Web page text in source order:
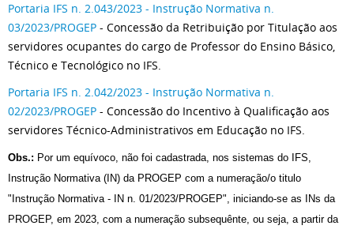
Portaria IFS n. 2.043/2023 - Instrução Normativa n.
03/2023/PROGEP - Concessão da Retribuição por Titulação aos
servidores ocupantes do cargo de Professor do Ensino Básico,
Técnico e Tecnológico no IFS.
Portaria IFS n. 2.042/2023 - Instrução Normativa n.
02/2023/PROGEP - Concessão do Incentivo à Qualificação aos
servidores Técnico-Administrativos em Educação no IFS.
Obs.: Por um equívoco, não foi cadastrada, nos sistemas do IFS,
Instrução Normativa (IN) da PROGEP com a numeração/o titulo
"Instrução Normativa - IN n. 01/2023/PROGEP", iniciando-se as INs da
PROGEP, em 2023, com a numeração subsequênte, ou seja, a partir da